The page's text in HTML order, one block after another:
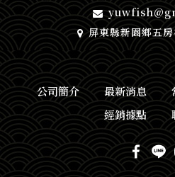
屏東縣新園鄉五
公司簡介 最新消息
經銷據點